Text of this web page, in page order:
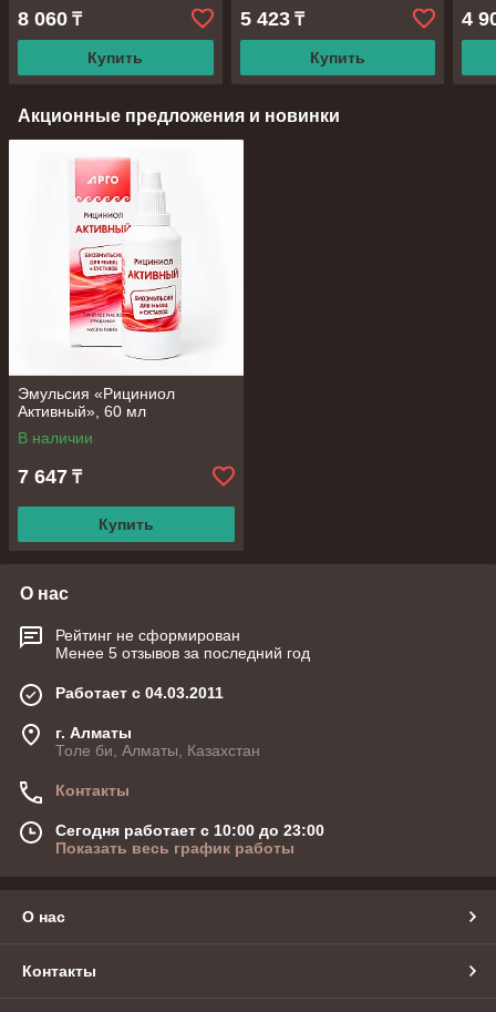
8 060 ₸
Купить
5 423₸
Купить
4
Акционные предложения и новинки
Эмульсия «Рициниол
Активный», 60 мл
В наличии
7 647 ₸
Купить
О нас
Рейтинг не сформирован
Менее 5 отзывов за последний год
Работает с 04.03.2011
г. Алматы
Толе би, Алматы, Казахстан
Контакты
Сегодня работает с 10:00 до 23:00
Показать весь график работы
О нас
Контакты